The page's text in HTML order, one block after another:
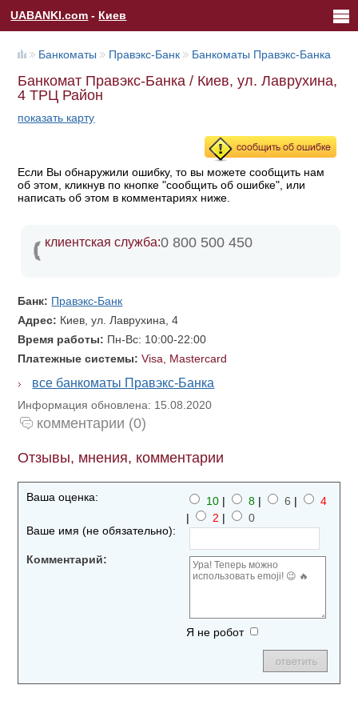
UABANKI.com - Киев
Банкоматы Правэкс-Банк Банкоматы Правэкс-Банка
Банкомат Правэкс-Банка / Киев, ул. Лаврухина,
4 ТРЦ Район
показать карту
Если Вы обнаружили ошибку, то вы можете сообщить нам
об этом, кликнув по кнопке "сообщить об ошибке", или
написать об этом в комментариях ниже.
клиентская служба:0 800 500 450
Банк: Правэкс-Банк
Адрес: Киев, ул. Лаврухина, 4
Время работы: Пн-Вс: 10:00-22:00
Платежные системы:Visa, Mastercard
все банкоматы Правэкс-Банка
Информация обновлена: 15.08.2020
комментарии (0)
Отзывы, мнения, комментарии
Ваша оценка: 10 | 8 | 6 |
4
|
2 |
0
Ваше имя (не обязательно):
Комментарий:
Я не робот